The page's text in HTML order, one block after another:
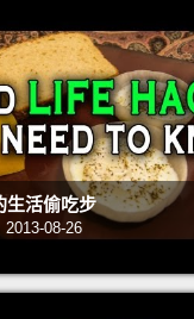
生活偷吃步
08-26